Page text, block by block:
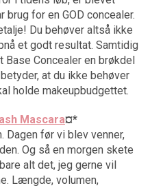
for en GOD concealer.
Du behøver altså ikke
et godt resultat. Samtidig
Concealer en brøkdel
at du ikke behøver
holde makeupbudgettet.
Mascara¤*
Dagen før vi blev venner,
Og så en morgen skete
alt det, jeg gerne vil
Længde, volumen,